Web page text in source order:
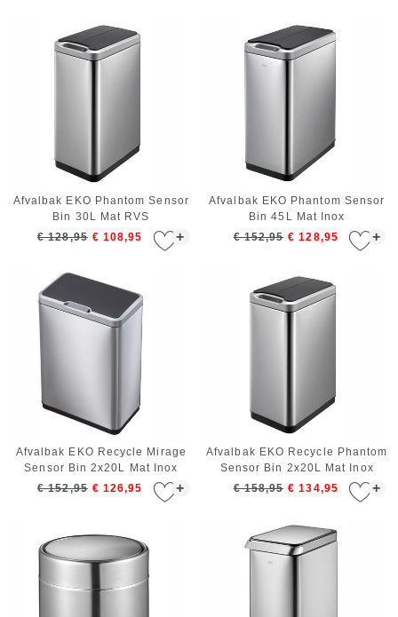
+
Afvalbak EKO Phantom Sensor
Bin 30L Mat RVS
€ 128,95 € 108,95 +
Afvalbak EKO Phantom Sensor
Bin 45L Mat Inox
€ 152,95 € 128,95
+
Afvalbak EKO Recycle Mirage
Sensor Bin 2x20L Mat Inox
€ 152,95 € 126,95 +
Afvalbak EKO Recycle Phantom
Sensor Bin 2x20L Mat Inox
€ 158,95 € 134,95